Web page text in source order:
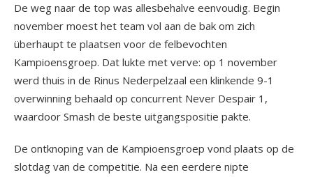
De weg naar de top was allesbehalve eenvoudig. Begin
november moest het team vol aan de bak om zich
überhaupt te plaatsen voor de felbevochten
Kampioensgroep. Dat lukte met verve: op 1 november
werd thuis in de Rinus Nederpelzaal een klinkende 9-1
overwinning behaald op concurrent Never Despair 1,
waardoor Smash de beste uitgangspositie pakte.
De ontknoping van de Kampioensgroep vond plaats op de
slotdag van de competitie. Na een eerdere nipte